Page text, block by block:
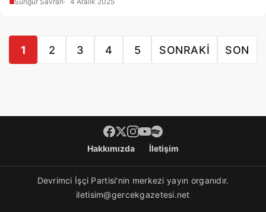
1 2 3 4 5 SONRAKI SON
Footer menüHakkımızda İletişim
Devrimci İşçi Partisi'nin merkezi yayın organıdır.
iletisim@gercekgazetesi.net